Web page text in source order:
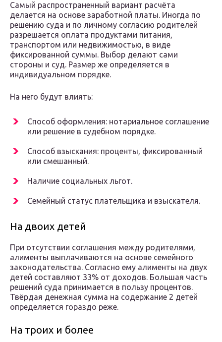
Самый распространенный вариант расчёта
делается на основе заработной платы. Иногда по
решению суда и по личному согласию родителей
разрешается оплата продуктами питания,
транспортом или недвижимостью, в виде
фиксированной суммы. Выбор делают сами
стороны и суд. Размер же определяется в
индивидуальном порядке.
На него будут влиять:
Способ оформления: нотариальное соглашение
или решение в судебном порядке.
Способ взыскания: проценты, фиксированный
или смешанный.
Наличие социальных льгот.
Семейный статус плательщика и взыскателя.
На двоих детей
При отсутствии соглашения между родителями,
алименты выплачиваются на основе семейного
законодательства. Согласно ему алименты на двух
детей составляют 33% от доходов. Большая часть
решений суда принимается в пользу процентов.
Твёрдая денежная сумма на содержание 2 детей
определяется гораздо реже.
На троих и более